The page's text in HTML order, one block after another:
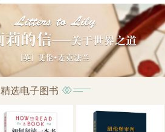
习，计划以12个分册的形式出版，外设函套。各
分册均配有简单的练习题和小游戏，适合儿童学
习简单的英语单词和对话。
非英语的读者改编设计，每篇小说经过适当删
减，其中的词汇和语法也做了简化，适合中等以
上英语水平读者学习的英语读物。内容由英国本
土人士录制，声情并茂地再现精彩的故事内容。
用中国人看得懂的英文读阿加莎•克里斯蒂经典侦
探小说，听原汁原味的英音朗读全文，不知不觉
提高英语阅读水平和听说能力！ 语言：英语专家
物表和历史文化背景注释 词汇：难词注释帮助学
精选电子图书